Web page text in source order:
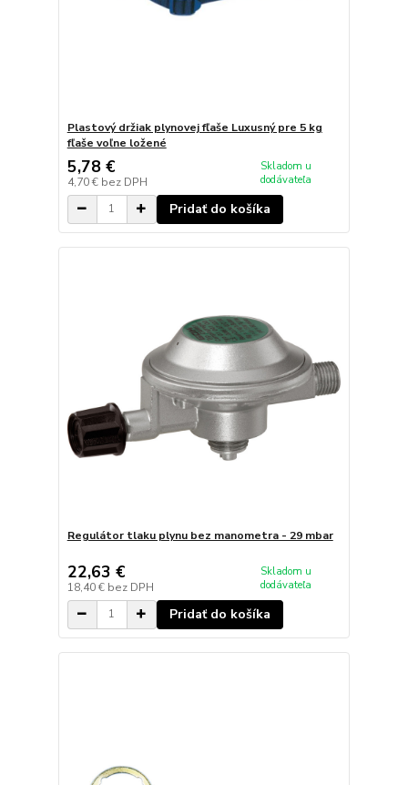
Plastový držiak plynovej fľaše Luxusný pre 5 kg
fľaše voľne ložené
5,78 €
4,70 € bez DPH
Skladom u
dodávateľa
Pridať do košíka
Regulátor tlaku plynu bez manometra - 29 mbar
22,63 €
18,40 € bez DPH
Skladom u
dodávateľa
Pridať do košíka